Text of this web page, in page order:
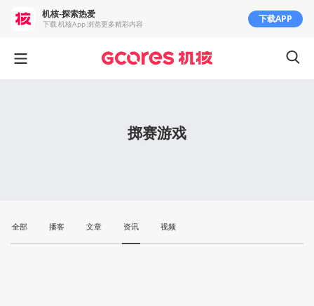
掷赛游戏
全部 播客 文章 资讯 视频
机核-探索热爱
下载 机核App 浏览更多精彩内容 下载APP